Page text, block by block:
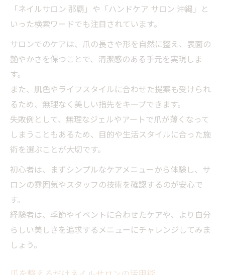
「ネイルサロン 那覇」や「ハンドケア サロン 沖縄」と
いった検索ワードでも注目されています。
サロンでのケアは、爪の長さや形を自然に整え、表面の
艶やかさを保つことで、清潔感のある手元を実現しま
す。
また、肌色やライフスタイルに合わせた提案も受けられ
るため、無理なく美しい指先をキープできます。
失敗例として、無理なジェルやアートで爪が薄くなって
しまうこともあるため、目的や生活スタイルに合った施
術を選ぶことが大切です。
初心者は、まずシンプルなケアメニューから体験し、サ
ロンの雰囲気やスタッフの技術を確認するのが安心で
す。
経験者は、季節やイベントに合わせたケアや、より自分
らしい美しさを追求するメニューにチャレンジしてみま
しょう。